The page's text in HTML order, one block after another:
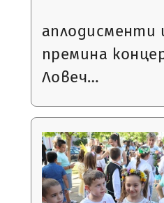
аплодисменти
премина
Ловеч…